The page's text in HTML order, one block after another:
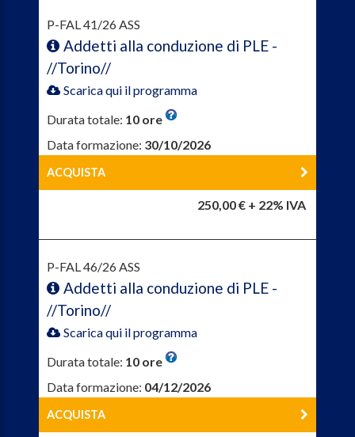
P-FAL 41/26 ASS
Addetti alla conduzione di PLE -
//Torino//
Scarica qui il programma
Durata totale: 10 ore
Data formazione: 30/10/2026
ACQUISTA
250,00 € + 22% IVA
P-FAL 46/26 ASS
Addetti alla conduzione di PLE -
//Torino//
Scarica qui il programma
Durata totale: 10 ore
Data formazione: 04/12/2026
ACQUISTA